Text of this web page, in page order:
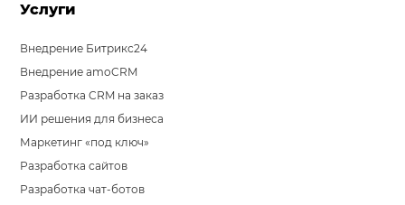
Услуги
Внедрение Битрикс24
Внедрение amoCRM
Разработка CRM на заказ
ИИ решения для бизнеса
Маркетинг «под ключ»
Разработка сайтов
Разработка чат-ботов